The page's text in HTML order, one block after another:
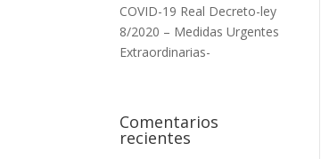
COVID-19 Real Decreto-ley
8/2020 – Medidas Urgentes
Extraordinarias-
Comentarios
recientes